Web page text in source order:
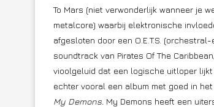
To Mars (niet verwonderlijk wanneer je
metalcore) waarbij elektronische
afgesloten door een O.E.T.S.
soundtrack van Pirates Of The
vioolgeluid dat een logische uitloper lijkt
echter vooral een album met goed in
My Demons. My Demons heeft een